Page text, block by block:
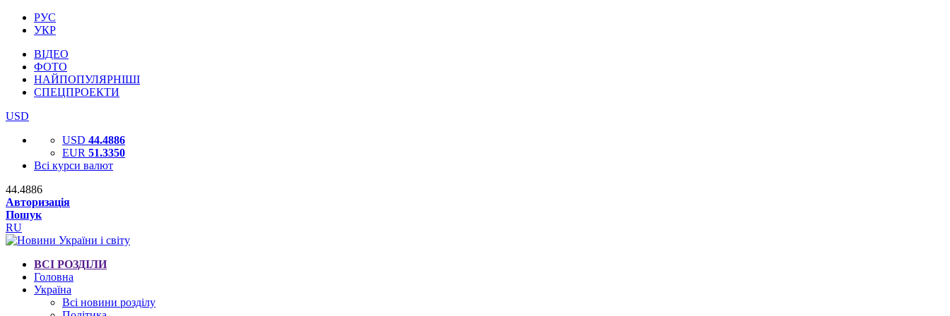
РУС
УКР
ВІДЕО
ФОТО
НАЙПОПУЛЯРНІШІ
СПЕЦПРОЕКТИ
USD
USD 44.4886
EUR 51.3350
Всі курси валют
44.4886
Авторизація
Пошук
RU
ВСІ РОЗДІЛИ
Головна
Україна
Всі новини розділу